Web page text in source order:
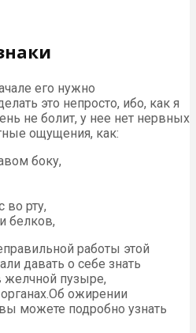
его нужно
это непросто, ибо, как я
не болит, у нее нет нервных
ощущения, как:
боку,
во рту,
белков,
работы этой
давать о себе знать
желчной пузыре,
ожирении
можете подробно узнать